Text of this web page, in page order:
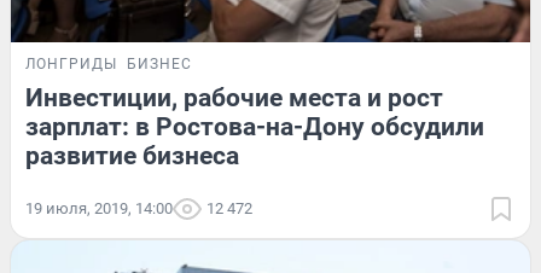
ЛОНГРИДЫ БИЗНЕС
Инвестиции, рабочие места и рост
зарплат: в Ростова-на-Дону обсудили
развитие бизнеса
19 июля, 2019, 14:00 12 472